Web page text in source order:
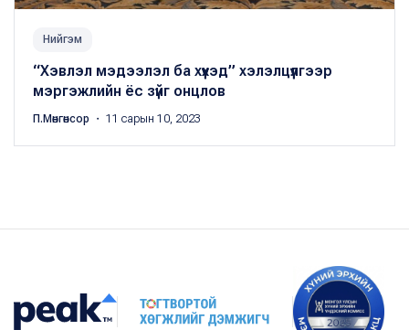
Нийгэм
“Хэвлэл мэдээлэл ба хүүхэд” хэлэлцүүлгээр
мэргэжлийн ёс зүйг онцлов
П.Мөнгөнсор ・ 11 сарын 10, 2023